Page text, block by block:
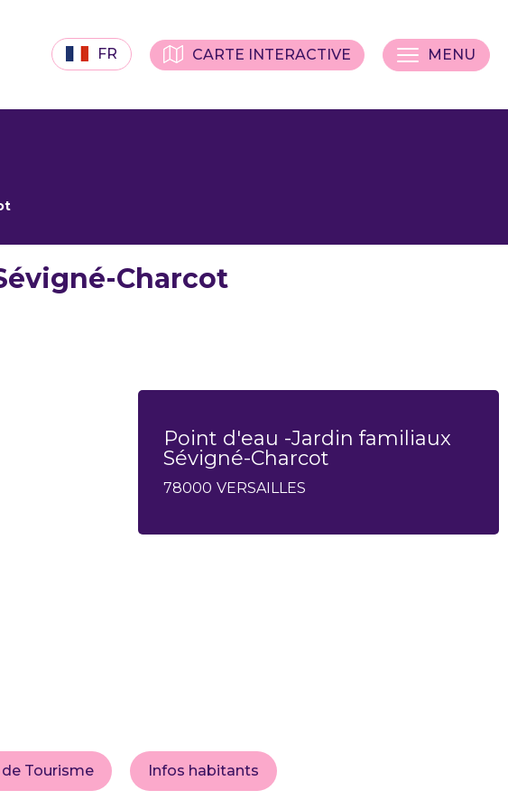
FR CARTE INTERACTIVE MENU
Charcot
Point d'eau -Jardin familiaux
Sévigné-Charcot
78000 VERSAILLES
Tourisme Infos habitants